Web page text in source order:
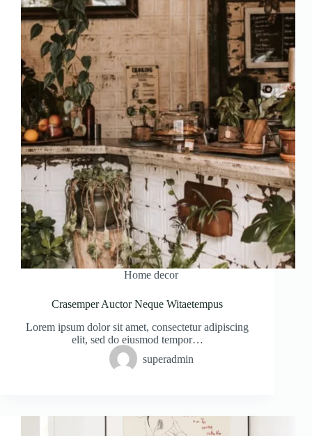
Home decor
Crasemper Auctor Neque Witaetempus
Lorem ipsum dolor sit amet, consectetur adipiscing
elit, sed do eiusmod tempor…
superadmin